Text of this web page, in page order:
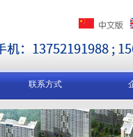
联系方式